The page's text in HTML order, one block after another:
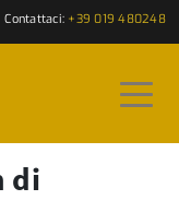
Contattaci: +39 019 480248
di